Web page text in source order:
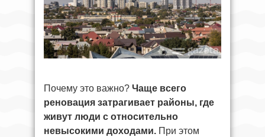
Почему это важно? Чаще всего
реновация затрагивает районы, где
живут люди с относительно
невысокими доходами. При этом